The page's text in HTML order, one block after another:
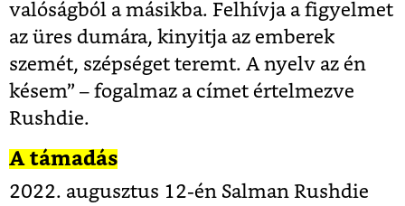
valóságból a másikba. Felhívja a figyelmet
az üres dumára, kinyitja az emberek
szemét, szépséget teremt. A nyelv az én
késem” – fogalmaz a címet értelmezve
Rushdie.
A támadás
2022. augusztus 12-én Salman Rushdie